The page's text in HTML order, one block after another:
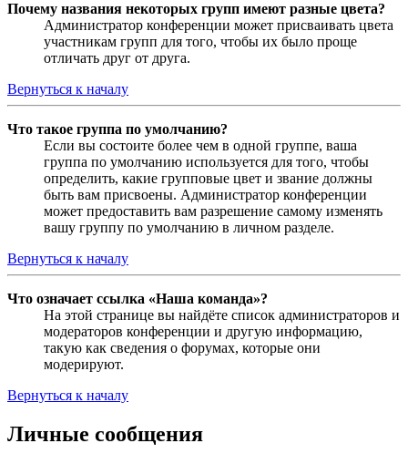
Почему названия некоторых групп имеют разные цвета?
Администратор конференции может присваивать цвета
участникам групп для того, чтобы их было проще
отличать друг от друга.
Вернуться к началу
Что такое группа по умолчанию?
Если вы состоите более чем в одной группе, ваша
группа по умолчанию используется для того, чтобы
определить, какие групповые цвет и звание должны
быть вам присвоены. Администратор конференции
может предоставить вам разрешение самому изменять
вашу группу по умолчанию в личном разделе.
Вернуться к началу
Что означает ссылка «Наша команда»?
На этой странице вы найдёте список администраторов и
модераторов конференции и другую информацию,
такую как сведения о форумах, которые они
модерируют.
Вернуться к началу
Личные сообщения